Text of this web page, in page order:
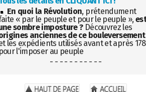
En quoi la Révolution, prétendument
« par le peuple et pour le peuple »,
sombre imposture ?Découvrez les
anciennes de ce bouleversement
les expédients utilisés avant et après
pour l'imposer au peuple
- - - - - - - - - - -